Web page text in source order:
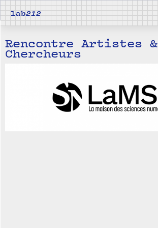
lab212
Rencontre Artistes &
Chercheurs